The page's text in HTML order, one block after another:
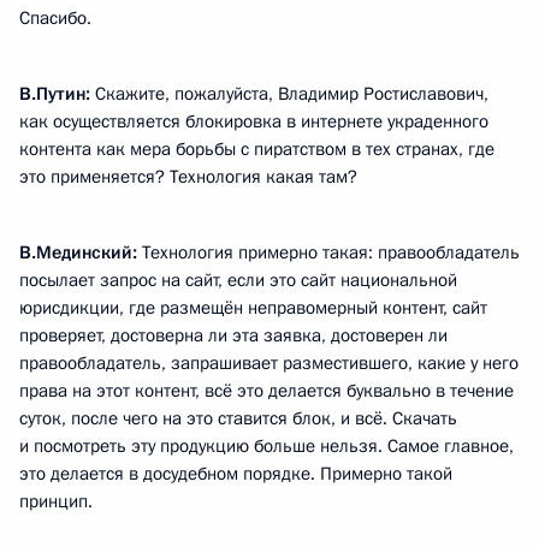
Спасибо.
В.Путин: Скажите, пожалуйста, Владимир Ростиславович,
как осуществляется блокировка в интернете украденного
контента как мера борьбы с пиратством в тех странах, где
это применяется? Технология какая там?
В.Мединский: Технология примерно такая: правообладатель
посылает запрос на сайт, если это сайт национальной
юрисдикции, где размещён неправомерный контент, сайт
проверяет, достоверна ли эта заявка, достоверен ли
правообладатель, запрашивает разместившего, какие у него
права на этот контент, всё это делается буквально в течение
суток, после чего на это ставится блок, и всё. Скачать
и посмотреть эту продукцию больше нельзя. Самое главное,
это делается в досудебном порядке. Примерно такой
принцип.